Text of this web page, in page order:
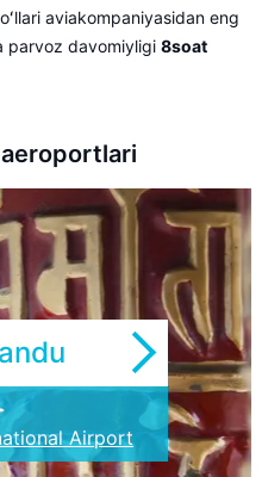
jo'nash vaqti 15.08.2026 va parvoz davomiyligi 8soat
Airport